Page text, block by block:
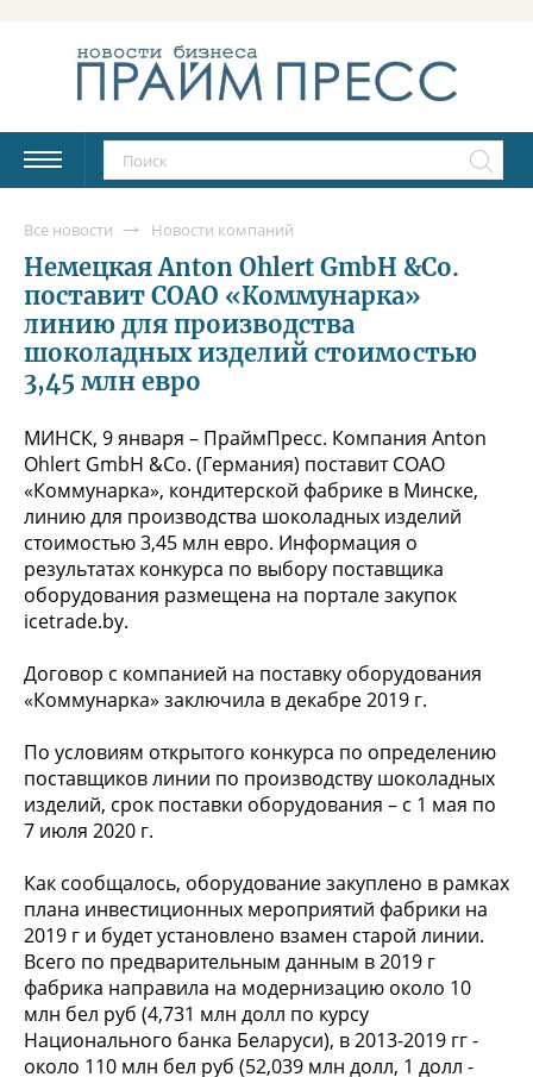
Все новости Новости компаний
Немецкая Anton Ohlert GmbH &Co.
поставит СОАО «Коммунарка»
линию для производства
шоколадных изделий стоимостью
3,45 млн евро
МИНСК, 9 января – ПраймПресс. Компания Anton
Ohlert GmbH &Co. (Германия) поставит СОАО
«Коммунарка», кондитерской фабрике в Минске,
линию для производства шоколадных изделий
стоимостью 3,45 млн евро. Информация о
результатах конкурса по выбору поставщика
оборудования размещена на портале закупок
icetrade.by.
Договор с компанией на поставку оборудования
«Коммунарка» заключила в декабре 2019 г.
По условиям открытого конкурса по определению
поставщиков линии по производству шоколадных
изделий, срок поставки оборудования – с 1 мая по
7 июля 2020 г.
Как сообщалось, оборудование закуплено в рамках
плана инвестиционных мероприятий фабрики на
2019 г и будет установлено взамен старой линии.
Всего по предварительным данным в 2019 г
фабрика направила на модернизацию около 10
млн бел руб (4,731 млн долл по курсу
Национального банка Беларуси), в 2013-2019 гг -
около 110 млн бел руб (52,039 млн долл, 1 долл -